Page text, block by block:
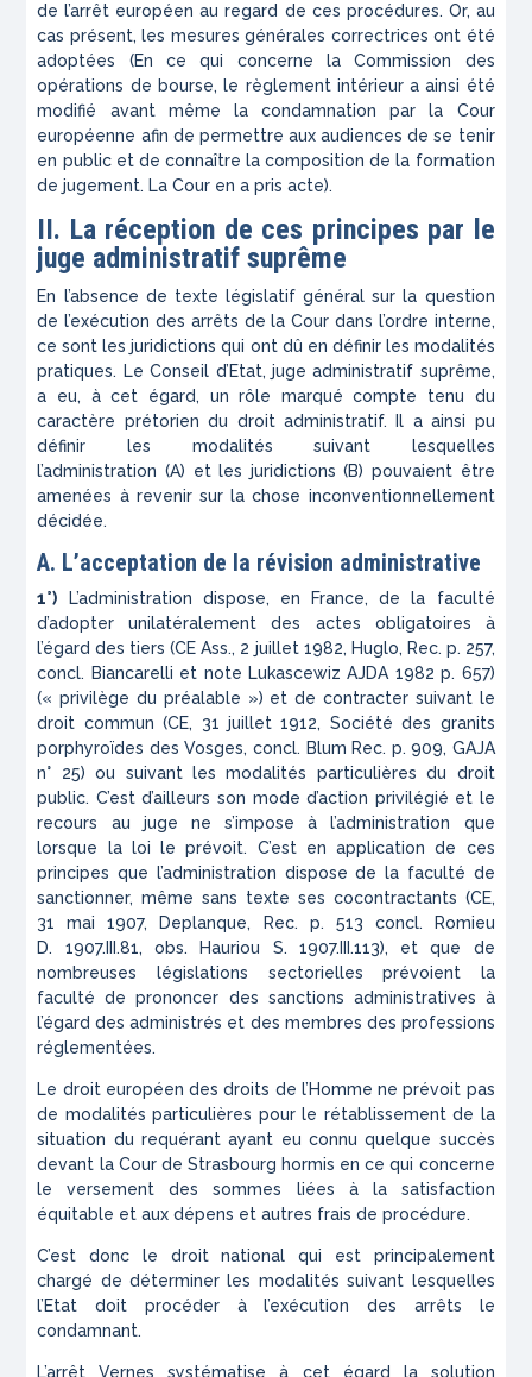
de l’arrêt européen au regard de ces procédures. Or, au
cas présent, les mesures générales correctrices ont été
adoptées (En ce qui concerne la Commission des
opérations de bourse, le règlement intérieur a ainsi été
modifié avant même la condamnation par la Cour
européenne afin de permettre aux audiences de se tenir
en public et de connaître la composition de la formation
de jugement. La Cour en a pris acte).
II. La réception de ces principes par le
juge administratif suprême
En l’absence de texte législatif général sur la question
de l’exécution des arrêts de la Cour dans l’ordre interne,
ce sont les juridictions qui ont dû en définir les modalités
pratiques. Le Conseil d’Etat, juge administratif suprême,
a eu, à cet égard, un rôle marqué compte tenu du
caractère prétorien du droit administratif. Il a ainsi pu
définir les modalités suivant lesquelles
l’administration (A) et les juridictions (B) pouvaient être
amenées à revenir sur la chose inconventionnellement
décidée.
A. L’acceptation de la révision administrative
1°) L’administration dispose, en France, de la faculté
d’adopter unilatéralement des actes obligatoires à
l’égard des tiers (CE Ass., 2 juillet 1982, Huglo, Rec. p. 257,
concl. Biancarelli et note Lukascewiz AJDA 1982 p. 657)
(« privilège du préalable ») et de contracter suivant le
droit commun (CE, 31 juillet 1912, Société des granits
porphyroïdes des Vosges, concl. Blum Rec. p. 909, GAJA
n° 25) ou suivant les modalités particulières du droit
public. C’est d’ailleurs son mode d’action privilégié et le
recours au juge ne s’impose à l’administration que
lorsque la loi le prévoit. C’est en application de ces
principes que l’administration dispose de la faculté de
sanctionner, même sans texte ses cocontractants (CE,
31 mai 1907, Deplanque, Rec. p. 513 concl. Romieu
D. 1907.III.81, obs. Hauriou S. 1907.III.113), et que de
nombreuses législations sectorielles prévoient la
faculté de prononcer des sanctions administratives à
l’égard des administrés et des membres des professions
réglementées.
Le droit européen des droits de l’Homme ne prévoit pas
de modalités particulières pour le rétablissement de la
situation du requérant ayant eu connu quelque succès
devant la Cour de Strasbourg hormis en ce qui concerne
le versement des sommes liées à la satisfaction
équitable et aux dépens et autres frais de procédure.
C’est donc le droit national qui est principalement
chargé de déterminer les modalités suivant lesquelles
l’Etat doit procéder à l’exécution des arrêts le
condamnant.
L’arrêtVernes systématise à cet égard la solution